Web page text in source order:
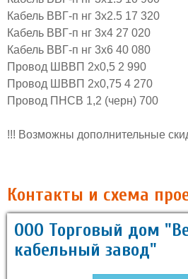
Кабель ВВГ-п нг 3х2.5 17 320
Кабель ВВГ-п нг 3х4 27 020
Кабель ВВГ-п нг 3х6 40 080
Провод ШВВП 2х0,5 2 990
Провод ШВВП 2х0,75 4 270
Провод ПНСВ 1,2 (черн) 700
!!! Возможны дополнительные
Контакты и схема
ООО Торговый дом
кабельный завод"